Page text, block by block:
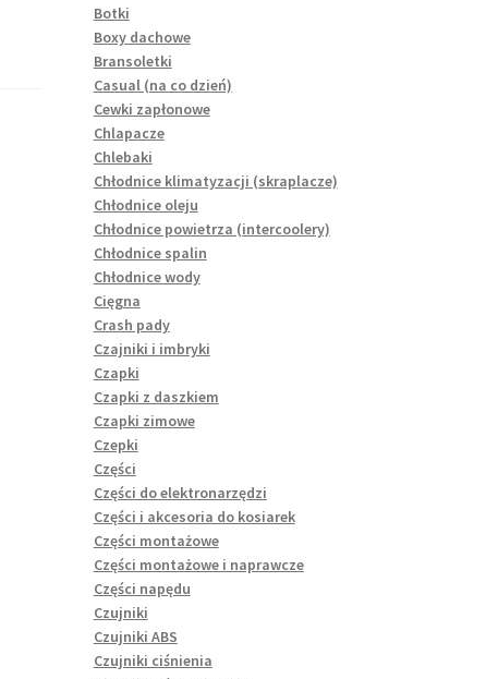
Botki
Boxy dachowe
Bransoletki
Casual (na co dzień)
Cewki zapłonowe
Chlapacze
Chlebaki
Chłodnice klimatyzacji (skraplacze)
Chłodnice oleju
Chłodnice powietrza (intercoolery)
Chłodnice spalin
Chłodnice wody
Cięgna
Crash pady
Czajniki i imbryki
Czapki
Czapki z daszkiem
Czapki zimowe
Czepki
Części
Części do elektronarzędzi
Części i akcesoria do kosiarek
Części montażowe
Części montażowe i naprawcze
Części napędu
Czujniki
Czujniki ABS
Czujniki ciśnienia